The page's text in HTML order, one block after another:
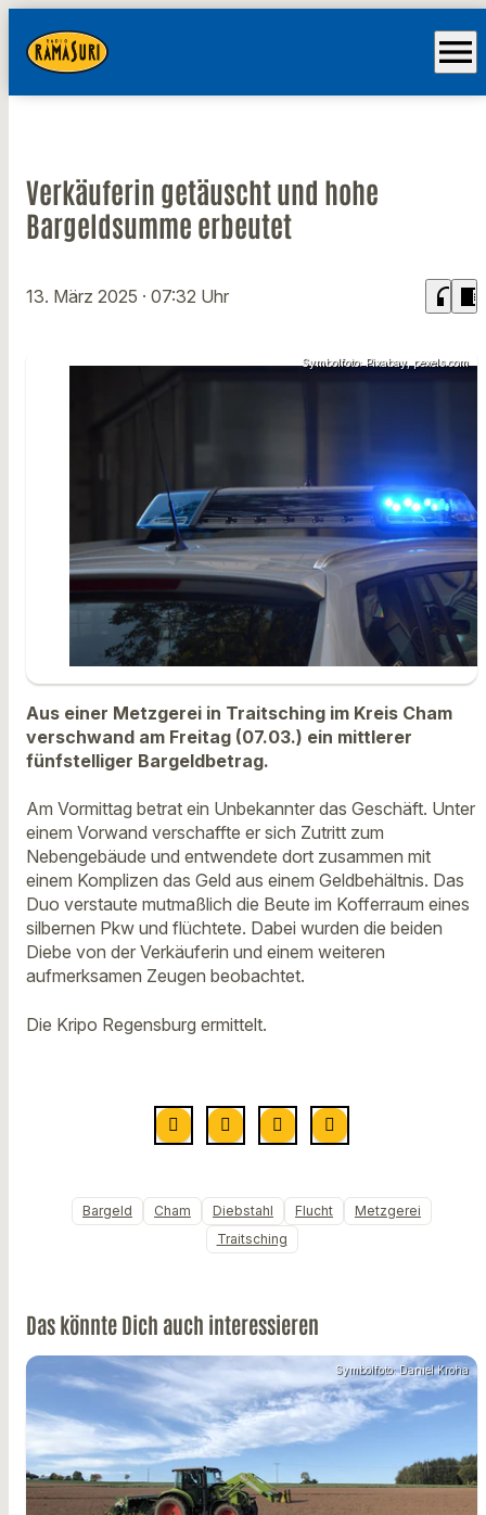
menu
Verkäuferin getäuscht und hohe
Bargeldsumme erbeutet
13. März 2025 · 07:32 Uhr headphones chrome_reader_mode
Symbolfoto: Pixabay, pexels.com
Aus einer Metzgerei in Traitsching im Kreis Cham
verschwand am Freitag (07.03.) ein mittlerer
fünfstelliger Bargeldbetrag.
Am Vormittag betrat ein Unbekannter das Geschäft. Unter
einem Vorwand verschaffte er sich Zutritt zum
Nebengebäude und entwendete dort zusammen mit
einem Komplizen das Geld aus einem Geldbehältnis. Das
Duo verstaute mutmaßlich die Beute im Kofferraum eines
silbernen Pkw und flüchtete. Dabei wurden die beiden
Diebe von der Verkäuferin und einem weiteren
aufmerksamen Zeugen beobachtet.
Die Kripo Regensburg ermittelt.
Bargeld Cham Diebstahl Flucht
Metzgerei
Traitsching
Das könnte Dich auch interessieren
Symbolfoto: Daniel Kroha